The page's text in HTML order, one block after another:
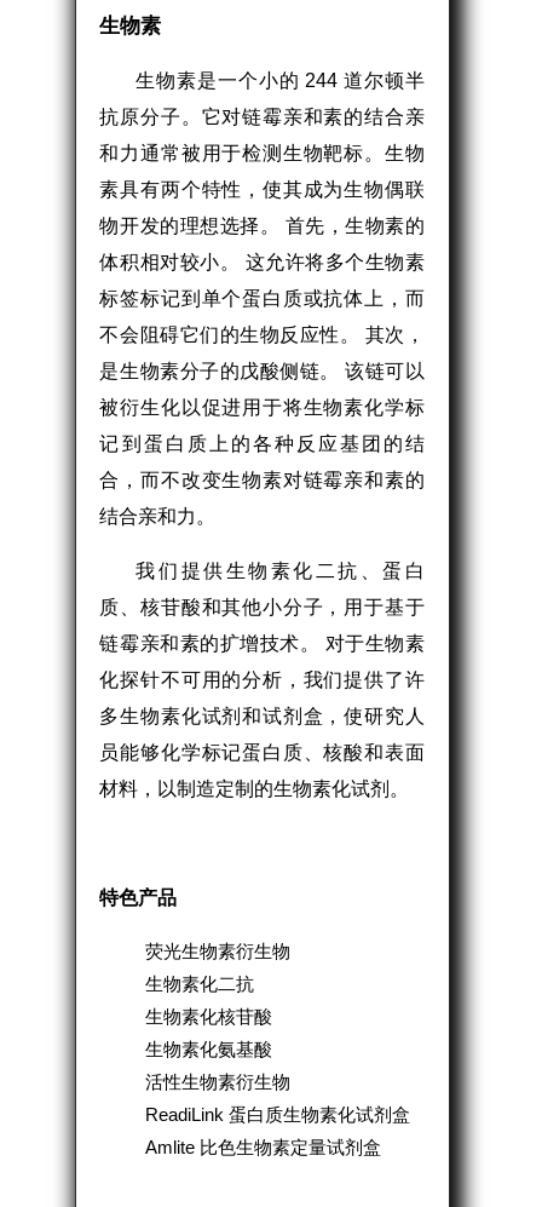
生物素
生物素是一个小的 244 道尔顿半
抗原分子。它对链霉亲和素的结合亲
和力通常被用于检测生物靶标。生物
素具有两个特性，使其成为生物偶联
物开发的理想选择。 首先，生物素的
体积相对较小。 这允许将多个生物素
标签标记到单个蛋白质或抗体上，而
不会阻碍它们的生物反应性。 其次，
是生物素分子的戊酸侧链。 该链可以
被衍生化以促进用于将生物素化学标
记到蛋白质上的各种反应基团的结
合，而不改变生物素对链霉亲和素的
结合亲和力。
我们提供生物素化二抗、蛋白
质、核苷酸和其他小分子，用于基于
链霉亲和素的扩增技术。 对于生物素
化探针不可用的分析，我们提供了许
多生物素化试剂和试剂盒，使研究人
员能够化学标记蛋白质、核酸和表面
材料，以制造定制的生物素化试剂。
特色产品
荧光生物素衍生物
生物素化二抗
生物素化核苷酸
生物素化氨基酸
活性生物素衍生物
ReadiLink 蛋白质生物素化试剂盒
Amlite 比色生物素定量试剂盒